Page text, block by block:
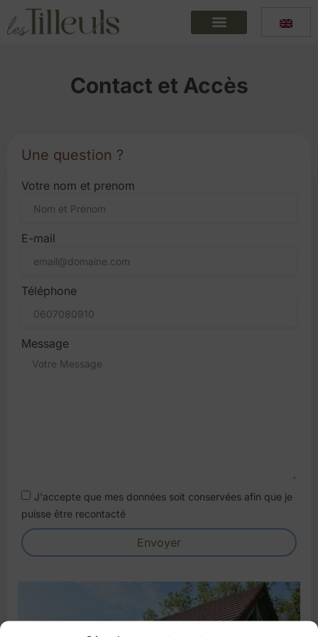
Contact et Accès
Une question ?
Votre nom et prenom
E-mail
Téléphone
Message
J'accepte que mes données soit conservées afin que je
puisse être recontacté
Envoyer